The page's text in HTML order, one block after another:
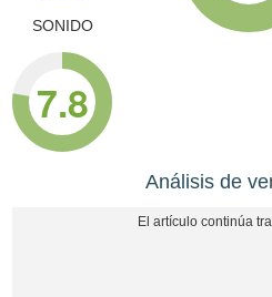
SONIDO
7.8
Análisis de